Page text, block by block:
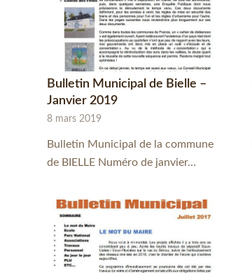
Bulletin Municipal de Bielle –
Janvier 2019
8 mars 2019
Bulletin Municipal de la commune
de BIELLE Numéro de janvier…